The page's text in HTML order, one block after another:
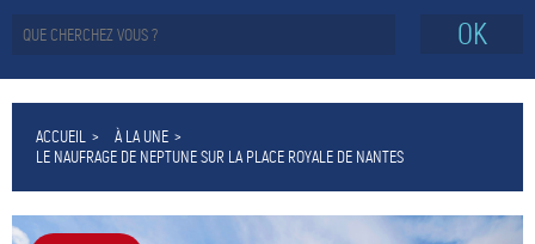
OK
ACCUEIL
À LA UNE
LE NAUFRAGE DE NEPTUNE SUR LA PLACE ROYALE DE NANTES